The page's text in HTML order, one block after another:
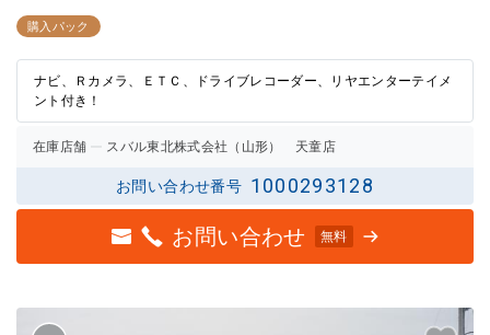
購入パック
ナビ、Ｒカメラ、ＥＴＣ、ドライブレコーダー、リヤエンターテイメ
ント付き！
在庫店舗 スバル東北株式会社（山形） 天童店
お問い合わせ番号 1000293128
お問い合わせ 無料